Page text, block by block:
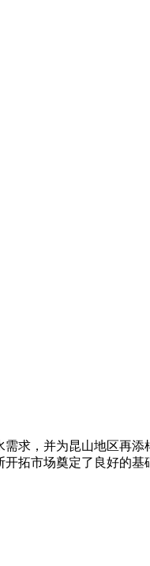
求，并为昆山地区再
市场奠定了良好的基